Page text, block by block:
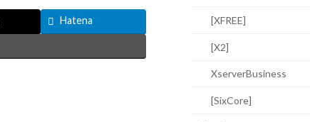
Hatena [XFREE]
[X2]
XserverBusiness
[SixCore]